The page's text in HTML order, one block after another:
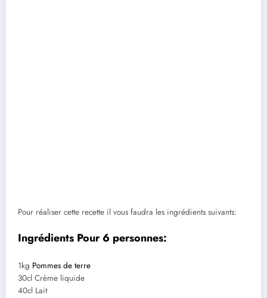
Pour réaliser cette recette il vous faudra les ingrédients suivants:
Ingrédients Pour 6 personnes:
1kg Pommes de terre
30cl Crème liquide
40cl Lait